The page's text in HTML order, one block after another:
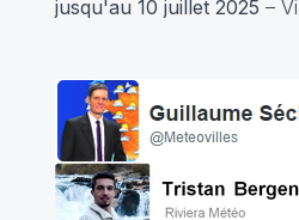
jusqu'au 10 juillet 2025 –